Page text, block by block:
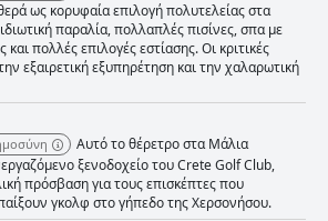
παντού. Οι διάφορες επιλογές πισίνας
της διαμονής με πολλαπλές επιλογές σε
χώρους για επισκέπτες όλων των ηλικιών.
επίσης όμορφη και καλά συντηρημένη. Το
για οικογένειες με παιδικό κλαμπ
την οικογένεια. Οι διαθέσιμες ιδιωτικές
απόλυτη πολυτέλεια και χαλάρωση. Συνολικά,
& Spa - Adults Only λαμβάνει υψηλή
την εξαιρετική εξυπηρέτηση, τα καλά
και εγκαταστάσεις και τη συνολική
ως κορυφαία επιλογή πολυτελείας στα
παραλία, πολλαπλές πισίνες, σπα με
και πολλές επιλογές εστίασης. Οι κριτικές
εξαιρετική εξυπηρέτηση και την χαλαρωτική
Αυτό το θέρετρο στα Μάλια
ξενοδοχείο του Crete Golf Club,
πρόσβαση για τους επισκέπτες που
γκολφ στο γήπεδο της Χερσονήσου.